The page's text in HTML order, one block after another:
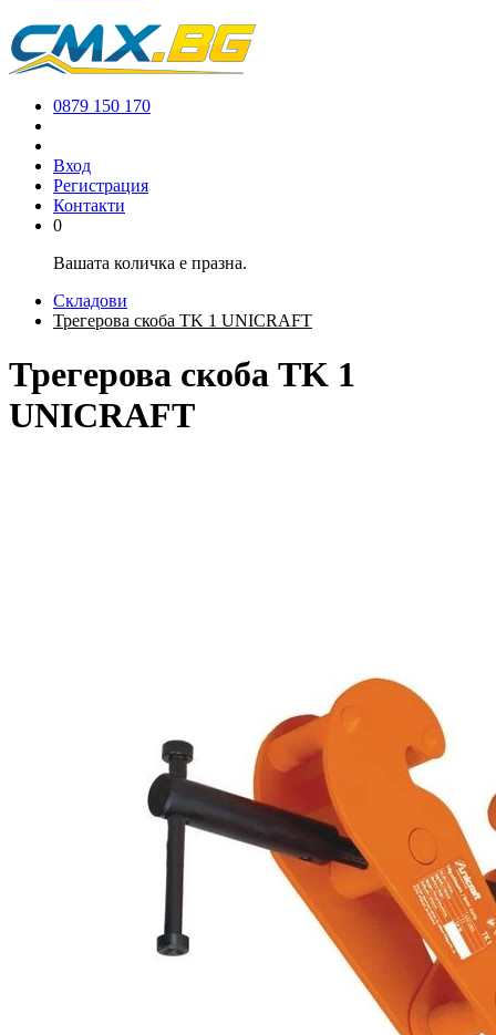
0879 150 170
Вход
Регистрация
Контакти
0
Вашата количка е празна.
Складови
Трегерова скоба TK 1 UNICRAFT
Трегерова скоба TK 1
UNICRAFT